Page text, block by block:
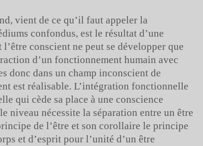
vient de ce qu’il faut appeler la
confondus, est le résultat d’une
conscient ne peut se développer que
d’un fonctionnement humain avec
donc dans un champ inconscient de
est réalisable. L’intégration fonctionnelle
qui cède sa place à une conscience
niveau nécessite la séparation entre un être
de l’être et son corollaire le principe
et d’esprit pour l’unité d’un être